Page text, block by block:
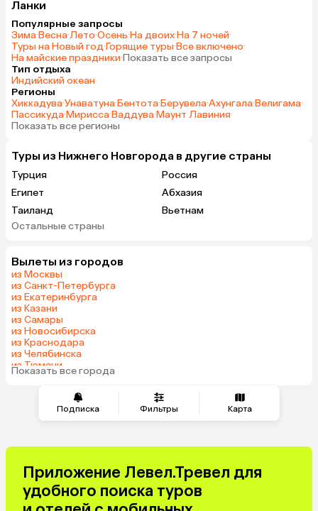
Подписка Фильтры Карта
Ланки
Популярные запросы
Зима·Весна·Лето·Осень·На двоих·На 7 ночей·
Туры на Новый год·Горящие туры·Все включено·
На майские праздники·Показать все запросы
Тип отдыха
Индийский океан
Регионы
Хиккадува·Унаватуна·Бентота·Берувела·Ахунгала·Велигама·
Пассикуда·Мирисса·Ваддува·Маунт Лавиния·
Показать все регионы
Туры из Нижнего Новгорода в другие страны
Турция
Россия
Египет
Абхазия
Таиланд
Вьетнам
ОАЭ
Беларусь
Узбекистан
Сербия
Киргизия
Саудовская Аравия
Венгрия
Остальные страны
Вылеты из городов
из Москвы
из Санкт-Петербурга
из Екатеринбурга
из Казани
из Самары
из Новосибирска
из Краснодара
из Челябинска
из Тюмени
из Минеральных Вод
Показать все города
Приложение Левел.Тревел для
удобного поиска туров